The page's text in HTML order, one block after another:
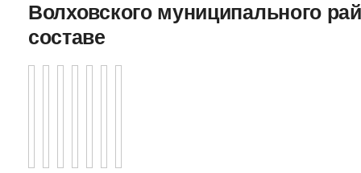
Волховского муниципального
составе